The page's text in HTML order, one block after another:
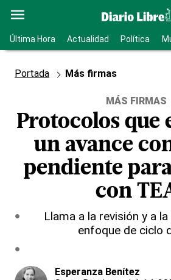
Última Hora Actualidad Política
Portada Más firmas
MÁS FIRMAS
Protocolos que
un avance
pendiente
con
Llama a la revisión y a
enfoque de ciclo
Esperanza Benítez